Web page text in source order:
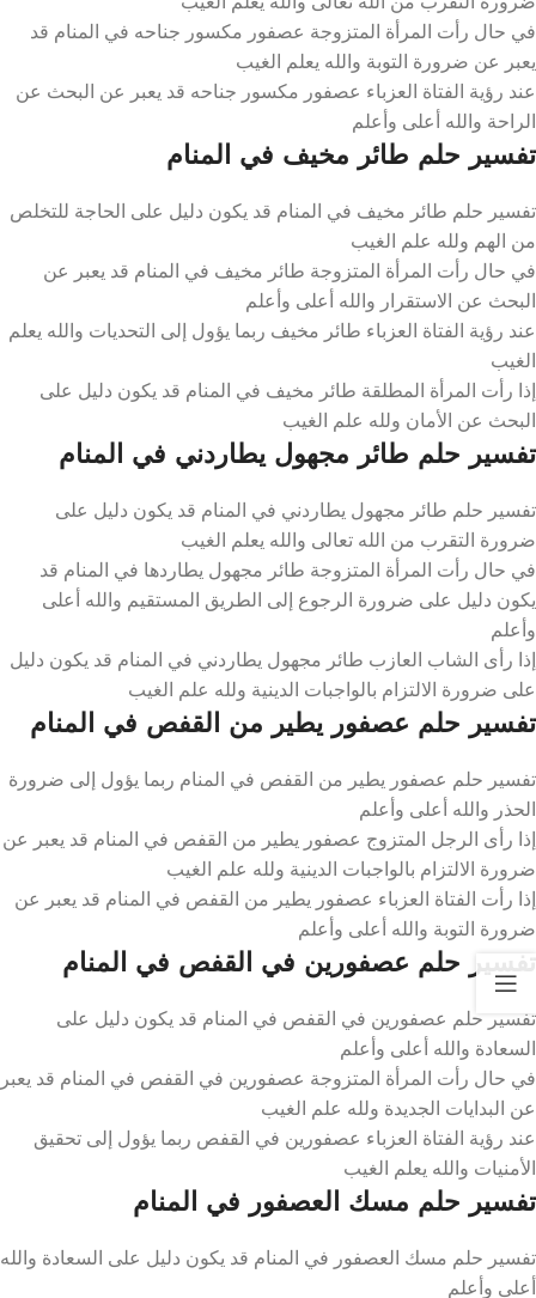
في حال رأت المرأة المتزوجة عصفور مكسور جناحه في المنام قد
يعبر عن ضرورة التوبة والله يعلم الغيب
عند رؤية الفتاة العزباء عصفور مكسور جناحه قد يعبر عن البحث عن
الراحة والله أعلى وأعلم
تفسير حلم طائر مخيف في المنام
تفسير حلم طائر مخيف في المنام قد يكون دليل على الحاجة للتخلص
من الهم ولله علم الغيب
في حال رأت المرأة المتزوجة طائر مخيف في المنام قد يعبر عن
البحث عن الاستقرار والله أعلى وأعلم
عند رؤية الفتاة العزباء طائر مخيف ربما يؤول إلى التحديات والله يعلم
الغيب
إذا رأت المرأة المطلقة طائر مخيف في المنام قد يكون دليل على
البحث عن الأمان ولله علم الغيب
تفسير حلم طائر مجهول يطاردني في المنام
تفسير حلم طائر مجهول يطاردني في المنام قد يكون دليل على
ضرورة التقرب من الله تعالى والله يعلم الغيب
في حال رأت المرأة المتزوجة طائر مجهول يطاردها في المنام قد
يكون دليل على ضرورة الرجوع إلى الطريق المستقيم والله أعلى
وأعلم
إذا رأى الشاب العازب طائر مجهول يطاردني في المنام قد يكون دليل
على ضرورة الالتزام بالواجبات الدينية ولله علم الغيب
تفسير حلم عصفور يطير من القفص في المنام
تفسير حلم عصفور يطير من القفص في المنام ربما يؤول إلى ضرورة
الحذر والله أعلى وأعلم
إذا رأى الرجل المتزوج عصفور يطير من القفص في المنام قد يعبر عن
ضرورة الالتزام بالواجبات الدينية ولله علم الغيب
إذا رأت الفتاة العزباء عصفور يطير من القفص في المنام قد يعبر عن
ضرورة التوبة والله أعلى وأعلم
تفسير حلم عصفورين في القفص في المنام
تفسير حلم عصفورين في القفص في المنام قد يكون دليل على
السعادة والله أعلى وأعلم
في حال رأت المرأة المتزوجة عصفورين في القفص في المنام قد يعبر
عن البدايات الجديدة ولله علم الغيب
عند رؤية الفتاة العزباء عصفورين في القفص ربما يؤول إلى تحقيق
الأمنيات والله يعلم الغيب
تفسير حلم مسك العصفور في المنام
تفسير حلم مسك العصفور في المنام قد يكون دليل على السعادة والله
أعلى وأعلم